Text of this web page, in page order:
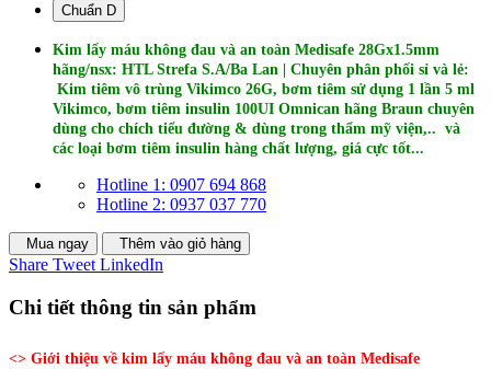
Chuẩn D
Kim lấy máu không đau và an toàn Medisafe 28Gx1.5mm
hãng/nsx: HTL Strefa S.A/Ba Lan | Chuyên phân phối sỉ và lẻ:
Kim tiêm vô trùng Vikimco 26G, bơm tiêm sử dụng 1 lần 5 ml
Vikimco, bơm tiêm insulin 100UI Omnican hãng Braun chuyên
dùng cho chích tiểu đường & dùng trong thẩm mỹ viện,.. và
các loại bơm tiêm insulin hàng chất lượng, giá cực tốt...
Hotline 1: 0907 694 868
Hotline 2: 0937 037 770
Mua ngay Thêm vào giỏ hàng
Share Tweet LinkedIn
Chi tiết thông tin sản phẩm
<> Giới thiệu về kim lấy máu không đau và an toàn Medisafe